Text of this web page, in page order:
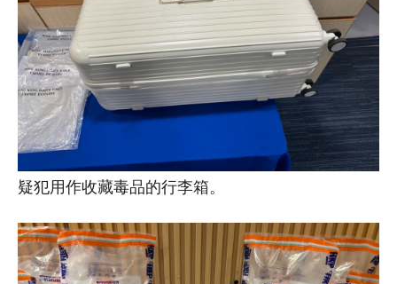
疑犯用作收藏毒品的行李箱。